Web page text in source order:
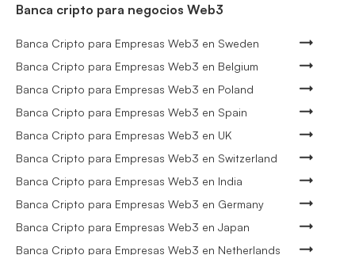
Banca cripto para negocios Web3
Banca Cripto para Empresas Web3 en Sweden
Banca Cripto para Empresas Web3 en Belgium
Banca Cripto para Empresas Web3 en Poland
Banca Cripto para Empresas Web3 en Spain
Banca Cripto para Empresas Web3 en UK
Banca Cripto para Empresas Web3 en Switzerland
Banca Cripto para Empresas Web3 en India
Banca Cripto para Empresas Web3 en Germany
Banca Cripto para Empresas Web3 en Japan
Banca Cripto para Empresas Web3 en Netherlands